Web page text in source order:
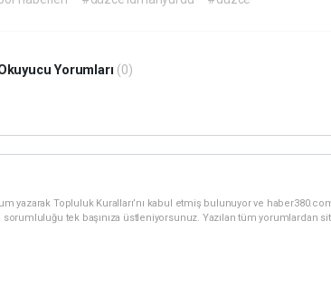
Yorumları (0)
yazarak Topluluk Kuralları’nı kabul etmiş bulunuyor ve
sorumluluğu tek başınıza üstleniyorsunuz. Yazılan tüm yorumlardan